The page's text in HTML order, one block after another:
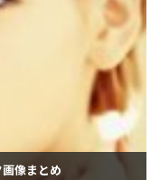
像まとめ